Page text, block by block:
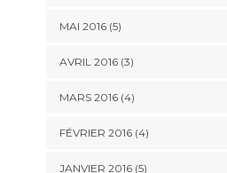
MAI 2016(5)
AVRIL 2016(3)
MARS 2016(4)
FÉVRIER 2016(4)
JANVIER 2016(5)